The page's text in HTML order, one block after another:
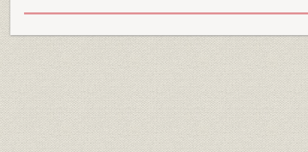
現代のしょうゆ製法
微生物の営みがもたらす産物
第1編 野田を全国一の産地に-茂木・高梨一族のしょうゆ造家 江戸時
第1章 茂木・高梨一族の事業
1. 一族8家の創業